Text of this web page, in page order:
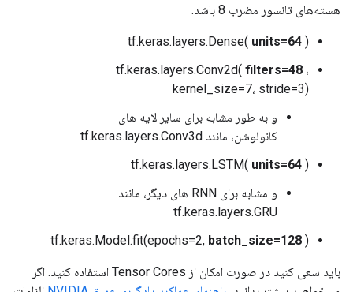
هسته‌های تانسور مضرب 8 باشد.
tf.keras.layers.Dense( units=64 )
tf.keras.layers.Conv2d( filters=48 ،
kernel_size=7، stride=3)
و به طور مشابه برای سایر لایه های
کانولوشن، مانند tf.keras.layers.Conv3d
tf.keras.layers.LSTM( units=64 )
و مشابه برای RNN های دیگر، مانند
tf.keras.layers.GRU
tf.keras.Model.fit(epochs=2, batch_size=128 )
باید سعی کنید در صورت امکان از Tensor Cores استفاده کنید. اگر